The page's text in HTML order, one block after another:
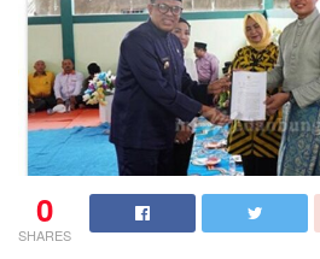
0
SHARES